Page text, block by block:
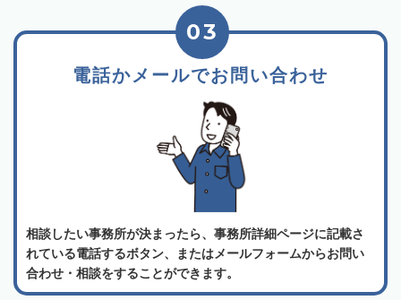
電話かメールでお問い合わせ
03
相談したい事務所が決まったら、事務所詳細ページに記載さ
れている電話するボタン、またはメールフォームからお問い
合わせ・相談をすることができます。